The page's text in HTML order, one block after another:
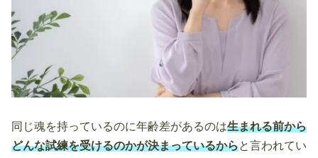
同じ魂を持っているのに年齢差があるのは生まれる前から
どんな試練を受けるのかが決まっているからと言われてい